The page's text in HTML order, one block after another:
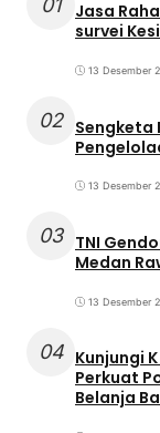
01
Jasa
survei
13 Desember
02 Sengketa
13 Desember
03 TNI
Medan
13 Desember
04 Kunjungi
Perkuat
Belanja